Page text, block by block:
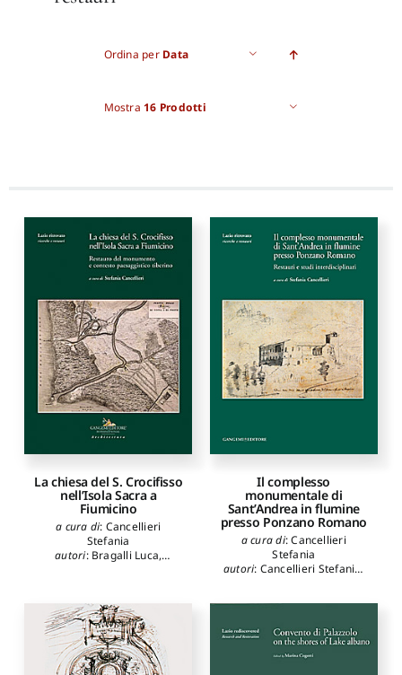
Gangemi Editore
Ordina per Data
Mostra 16 Prodotti
La chiesa del S. Crocifisso
nell’Isola Sacra a
Fiumicino
a cura di: Cancellieri
Stefania
autori: Bragalli Luca,
Giorgio,Chiavoni Emanuela
Cola Maria Celeste,Gentili
Marina,Impiglia Claudio
Novembri Gabriele,Rosa
Carlo,Setti Marco,Sheperd
Il complesso
monumentale di
Sant’Andrea in flumine
presso Ponzano Romano
a cura di:Cancellieri
Stefania
autori: Cancellieri Stefania,
Donatina, Testa Giovanni
Cipollone Rosa Gemma,
Bonci Giovanni,